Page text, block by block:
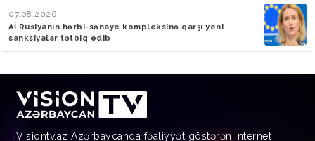
07.08.2026
Aİ Rusiyanın hərbi-sənaye kompleksinə qarşı yeni
sanksiyalar tətbiq edib
Visiontv.az Azərbaycanda fəaliyyət göstərən internet